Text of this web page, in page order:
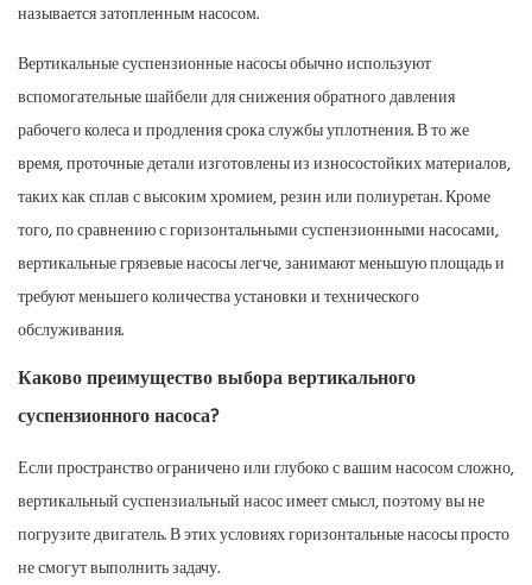
называется затопленным насосом.
Вертикальные суспензионные насосы обычно используют
вспомогательные шайбели для снижения обратного давления
рабочего колеса и продления срока службы уплотнения. В то же
время, проточные детали изготовлены из износостойких материалов,
таких как сплав с высоким хромием, резин или полиуретан. Кроме
того, по сравнению с горизонтальными суспензионными насосами,
вертикальные грязевые насосы легче, занимают меньшую площадь и
требуют меньшего количества установки и технического
обслуживания.
Каково преимущество выбора вертикального
суспензионного насоса?
Если пространство ограничено или глубоко с вашим насосом сложно,
вертикальный суспензиальный насос имеет смысл, поэтому вы не
погрузите двигатель. В этих условиях горизонтальные насосы просто
не смогут выполнить задачу.